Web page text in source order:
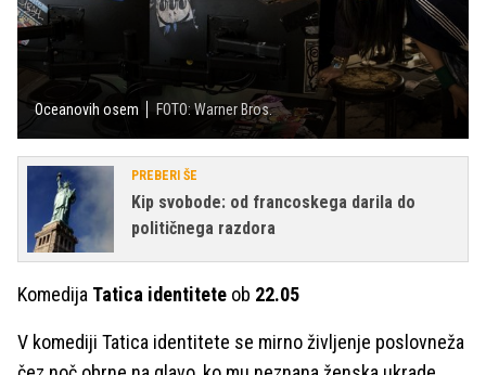
Oceanovih osem FOTO: Warner Bros.
PREBERI ŠE
Kip svobode: od francoskega darila do
političnega razdora
Komedija Tatica identitete ob 22.05
V komediji Tatica identitete se mirno življenje poslovneža